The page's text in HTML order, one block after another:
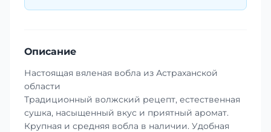
Описание
Настоящая вяленая вобла из Астраханской
области
Традиционный волжский рецепт, естественная
сушка, насыщенный вкус и приятный аромат.
Крупная и средняя вобла в наличии. Удобная